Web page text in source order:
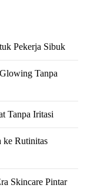
Pekerja Sibuk
Tanpa
Tanpa Iritasi
ke Rutinitas
Skincare Pintar